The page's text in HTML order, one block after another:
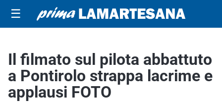
☰
Il filmato sul pilota abbattuto
a Pontirolo strappa lacrime e
applausi FOTO